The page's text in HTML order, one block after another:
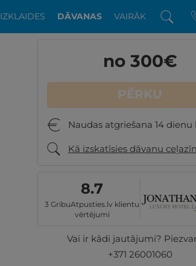
IZKLAIDES DĀVANAS VAIRĀK
no 300€
PĒRKU
Naudas atgriešana 14 dienu
Kā izskatīsies dāvanu
8.7
3 GribuAtpusties.lv klientu
vērtējumi
Vai ir kādi jautājumi?
+371 26001060